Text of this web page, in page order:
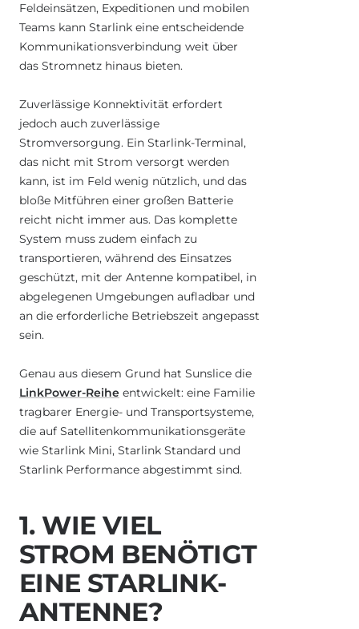
Feldeinsätzen, Expeditionen und mobilen
Teams kann Starlink eine entscheidende
Kommunikationsverbindung weit über
das Stromnetz hinaus bieten.
Zuverlässige Konnektivität erfordert
jedoch auch zuverlässige
Stromversorgung. Ein Starlink-Terminal,
das nicht mit Strom versorgt werden
kann, ist im Feld wenig nützlich, und das
bloße Mitführen einer großen Batterie
reicht nicht immer aus. Das komplette
System muss zudem einfach zu
transportieren, während des Einsatzes
geschützt, mit der Antenne kompatibel, in
abgelegenen Umgebungen aufladbar und
an die erforderliche Betriebszeit angepasst
sein.
Genau aus diesem Grund hat Sunslice die
LinkPower-Reihe entwickelt: eine Familie
tragbarer Energie- und Transportsysteme,
die auf Satellitenkommunikationsgeräte
wie Starlink Mini, Starlink Standard und
Starlink Performance abgestimmt sind.
1. WIE VIEL
STROM BENÖTIGT
EINE STARLINK-
ANTENNE?